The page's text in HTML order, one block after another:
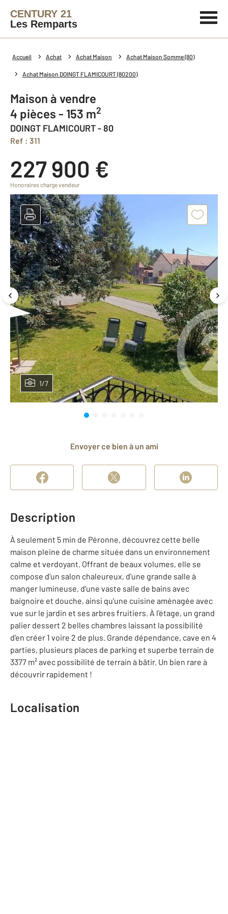
CENTURY 21
Les Remparts
Accueil Achat Achat Maison Achat Maison Somme (80)
Achat Maison DOINGT FLAMICOURT (80200)
Maison à vendre
4 pièces - 153 m2
DOINGT FLAMICOURT - 80
Ref : 311
227 900 €
Honoraires charge vendeur
1/7
Envoyer ce bien à un ami
Description
À seulement 5 min de Péronne, découvrez cette belle
maison pleine de charme située dans un environnement
calme et verdoyant. Offrant de beaux volumes, elle se
compose d'un salon chaleureux, d'une grande salle à
manger lumineuse, d'une vaste salle de bains avec
baignoire et douche, ainsi qu'une cuisine aménagée avec
vue sur le jardin et ses arbres fruitiers. À l'étage, un grand
palier dessert 2 belles chambres laissant la possibilité
d'en créer 1 voire 2 de plus. Grande dépendance, cave en 4
parties, plusieurs places de parking et superbe terrain de
3377 m² avec possibilité de terrain à bâtir. Un bien rare à
découvrir rapidement !
Localisation